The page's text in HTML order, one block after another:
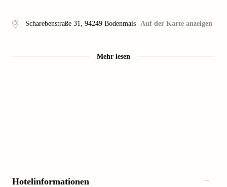
Scharebenstraße 31, 94249 Bodenmais Auf der Karte anzeigen
Mehr lesen
Hotelinformationen